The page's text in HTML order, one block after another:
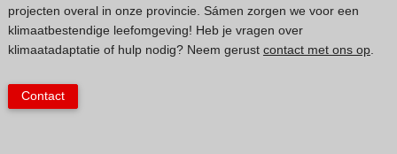
projecten overal in onze provincie. Sámen zorgen we voor een
klimaatbestendige leefomgeving! Heb je vragen over
klimaatadaptatie of hulp nodig? Neem gerust contact met ons op.
Contact